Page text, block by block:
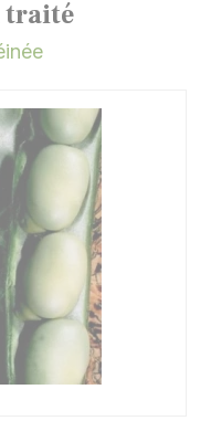
traité